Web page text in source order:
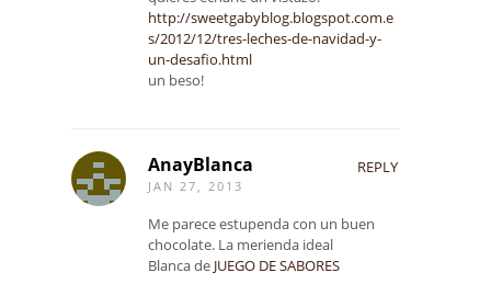
http://sweetgabyblog.blogspot.com.e
s/2012/12/tres-leches-de-navidad-y-
un-desafio.html
un beso!
AnayBlanca
JAN 27, 2013
REPLY
Me parece estupenda con un buen
chocolate. La merienda ideal
Blanca de JUEGO DE SABORES